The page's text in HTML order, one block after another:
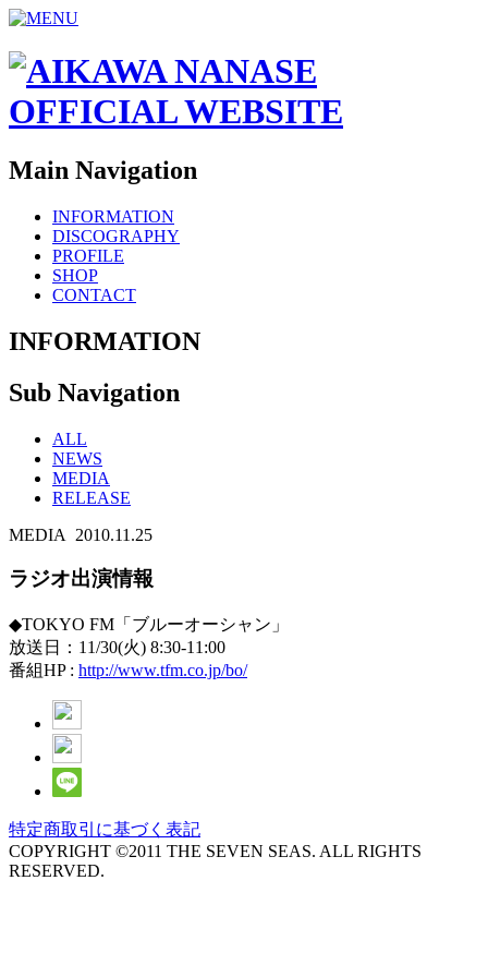
Main Navigation
INFORMATION
DISCOGRAPHY
PROFILE
SHOP
CONTACT
INFORMATION
Sub Navigation
ALL
NEWS
MEDIA
RELEASE
MEDIA
2010.11.25
ラジオ出演情報
◆TOKYO FM「ブルーオーシャン」
放送日：11/30(火) 8:30-11:00
番組HP : http://www.tfm.co.jp/bo/
特定商取引に基づく表記
COPYRIGHT ©2011 THE SEVEN SEAS. ALL RIGHTS
RESERVED.